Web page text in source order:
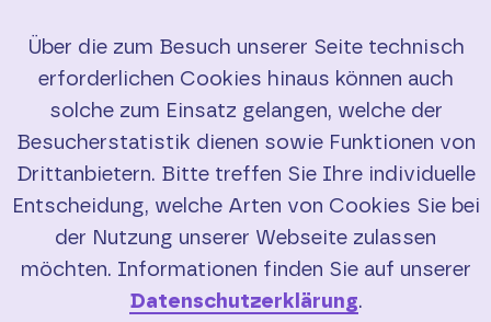
Buchung
Sie sind hier:Service > Touren-Tipps >
Touren-Tipp Nimstal
Über die zum Besuch unserer Seite technisch
erforderlichen Cookies hinaus können auch
solche zum Einsatz gelangen, welche der
Besucherstatistik dienen sowie Funktionen von
Drittanbietern. Bitte treffen Sie Ihre individuelle
Entscheidung, welche Arten von Cookies Sie bei
der Nutzung unserer Webseite zulassen
möchten. Informationen finden Sie auf unserer
Datenschutzerklärung.